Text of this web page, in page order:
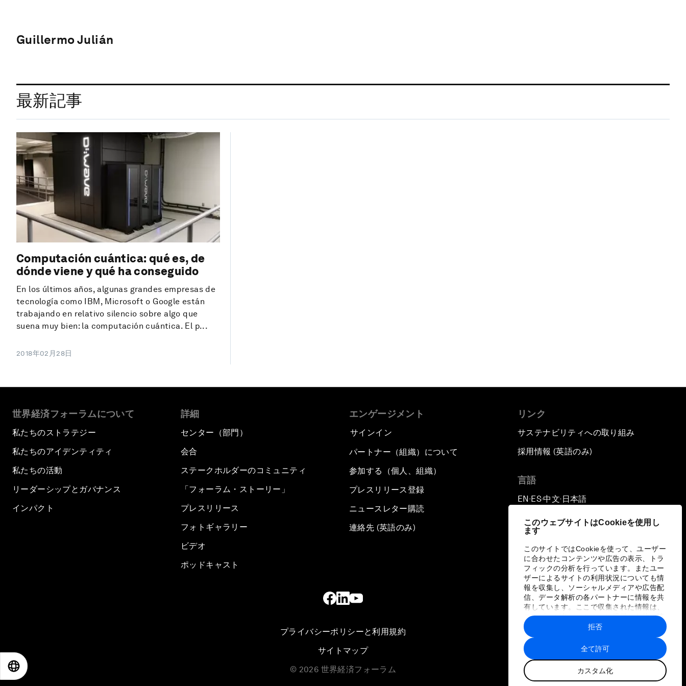
このウェブサイトはCookieを使用し
ます
このサイトではCookieを使って、ユーザー
に合わせたコンテンツや広告の表示、トラ
フィックの分析を行っています。またユー
ザーによるサイトの利用状況についても情
報を収集し、ソーシャルメディアや広告配
信、データ解析の各パートナーに情報を共
有しています。ここで収集された情報は、
ユーザーが各パートナーに提供した他の情
報や各パートナーのサービスを使用した際
に収集された情報と組み合わされ、各パー
トナーによって使用されることがありま
す。
全て許可
カスタム化
拒否
Guillermo Julián
最新記事
Computación cuántica: qué es, de
dónde viene y qué ha conseguido
En los últimos años, algunas grandes empresas de
tecnología como IBM, Microsoft o Google están
trabajando en relativo silencio sobre algo que
suena muy bien: la computación cuántica. El p...
2018年02月28日
世界経済フォーラムについて
私たちのストラテジー
私たちのアイデンティティ
私たちの活動
リーダーシップとガバナンス
インパクト
詳細
センター（部門）
会合
ステークホルダーのコミュニティ
「フォーラム・ストーリー」
プレスリリース
フォトギャラリー
ビデオ
ポッドキャスト
エンゲージメント
サインイン
パートナー（組織）について
参加する（個人、組織）
プレスリリース登録
ニュースレター購読
連絡先 (英語のみ)
リンク
サステナビリティへの取り組み
採用情報 (英語のみ)
言語
EN ▪ES▪中文▪ 日本語
プライバシーポリシーと利用規約
サイトマップ
© 2026 世界経済フォーラム